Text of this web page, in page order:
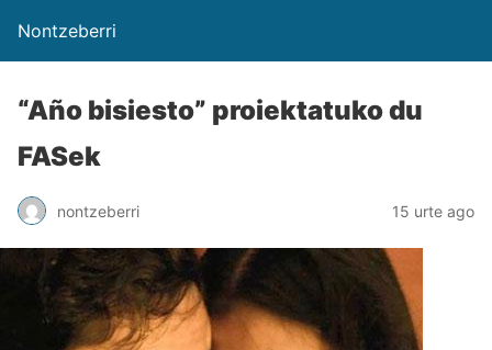
Nontzeberri
“Año bisiesto” proiektatuko du
FASek
nontzeberri 15 urte ago